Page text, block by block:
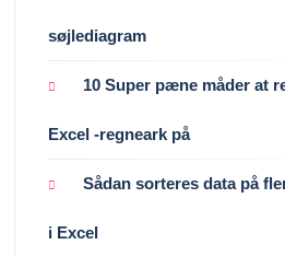
søjlediagram
10 Super pæne måder at
Excel -regneark på
Sådan sorteres data på
i Excel